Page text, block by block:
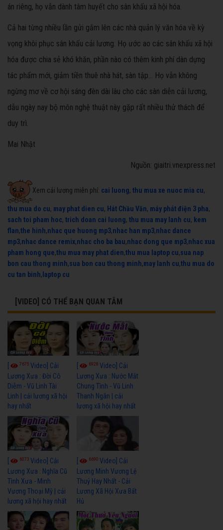
án riêng, họ vẫn dành tâm huyết cho sân khấu xã hội hóa.
Cả hai từng nhiều lần gửi gắm lên các nhà quản lý văn hóa về kỳ
vọng khôi phục sân khấu cải lương. Họ ước ao các sân khấu xã hội
hóa được chia sẻ khó khăn, phần nào có thêm kinh phí dàn dựng
tác phẩm mới, giảm tiền thuê nhà hát, sàn tập... Họ vẫn không
ngừng mơ về cơ hội sáng đèn dài lâu cho các sàn diễn cải lương,
dẫu ngày nay bộ môn nghệ thuật này gặp rất nhiều thử thách để
duy trì.
Mai Nhật
Nguồn: giaitri.vnexpress.net
Xem cải lương miễn phí: cai luong, thu mua xe nuoc mia cu,
thu mua do cu, may phat dien cu, Hát Chầu Văn, máy phát điện 3 pha,
sach toi pham hoc, trich doan cai luong, thu mua may lanh cu, kem
flan,the hinh,nhac que huong mp3,nhac han mp3,nhac dance
mp3,nhac dance remix,nhac cho ba bau,nhac dong que mp3,nhac xua
pham hong que,thu mua may phat dien,thu mua laptop cu,sua nap
bon cau thong minh,sua bon cau thong minh,may lanh cu,thu mua do
cu tan binh, laptop cu
[VIDEO] CÓ THỂ BẠN QUAN TÂM
7675 Video] Cải
Lương Xưa : Đời Cô
Diễm - Vũ Linh Tài
Linh | cải lương xã hội
hay nhất
6928Video] Cải
Lương Xưa : Nước Mắt
Chung Tình - Vũ Linh
Thanh Ngân | cải
lương xã hội hay nhất
6073 Video] Cải
Lương Xưa : Nghĩa Cũ
Tình Xưa - Minh
Vương Thoại Mỹ | cải
lương xã hội hay nhất
6690Video] Cải
Lương Minh Vương Lệ
Thuỷ Hay Nhất - Cải
Lương Xã Hội Xưa Bất
Hủ